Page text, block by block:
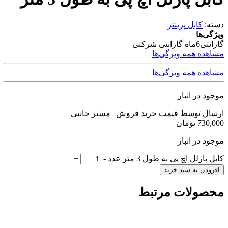
دسته: کابل پرینتر
ویژگی‌ها
گارانتی6ماه گارانتی شرکتی
مشاهده همه ویژگی‌ها
مشاهده همه ویژگی‌ها
موجود در انبار
ارسال توسط قیمت خرید فروش | مستر جانبی
730,000 تومان
موجود در انبار
کابل پارلل اچ پی به طول 3 متر عدد -
+
افزودن به سبد خرید
محصولات مرتبط